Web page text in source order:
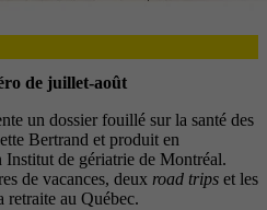
de juillet-août
un dossier fouillé sur la santé des
Bertrand et produit en
de gériatrie de Montréal.
de vacances, deux road trips et les
retraite au Québec.